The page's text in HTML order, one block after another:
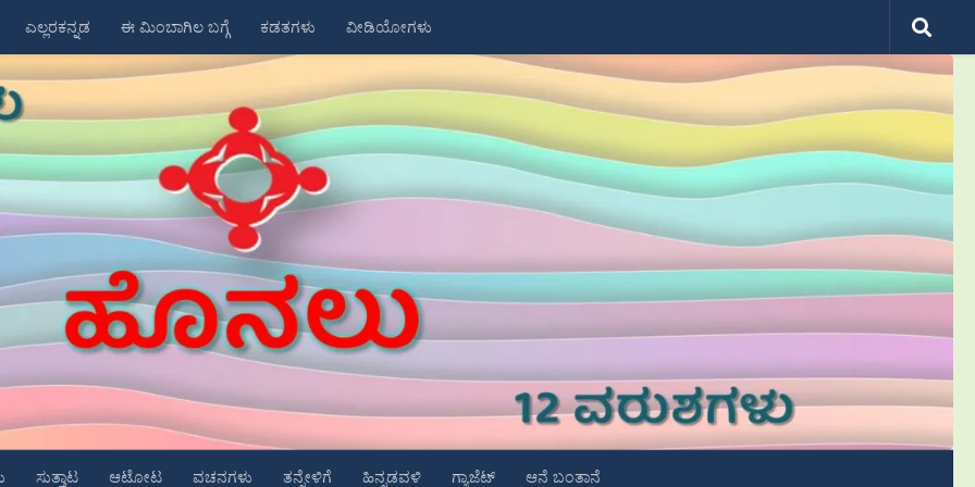
ಎಲ್ಲರಕನ್ನಡ ಈ ಮಿಂಬಾಗಿಲ ಬಗ್ಗೆ ಕಡತಗಳು ವೀಡಿಯೋಗಳು
ಸುತ್ತಾಟ ಆಟೋಟ ವಚನಗಳು ತನ್ನೇಳಿಗೆ ಹಿನ್ನಡವಳಿ ಗ್ಯಾಜೆಟ್ ಆನೆ ಬಂತಾನೆ